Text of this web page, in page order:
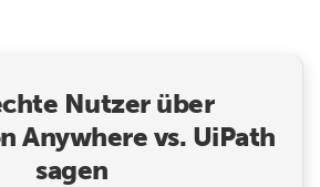
Nutzer über
Anywhere vs. UiPath
sagen